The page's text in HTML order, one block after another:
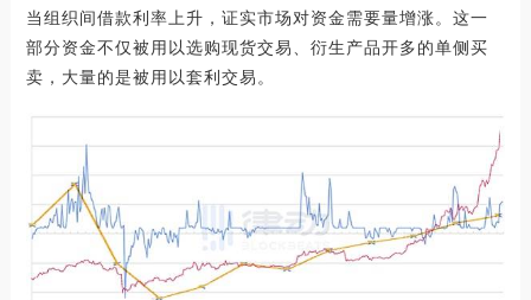
当组织间借款利率上升，证实市场对资金需要量增涨。这一
部分资金不仅被用以选购现货交易、衍生产品开多的单侧买
卖，大量的是被用以套利交易。